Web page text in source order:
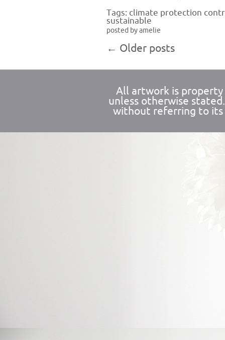
Tags: climate protection
sustainable
posted by amelie
← Older posts
All artwork is property
unless otherwise
without referring to its